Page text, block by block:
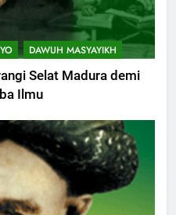
DAWUH MASYAYIKH
Selat Madura demi
Ilmu